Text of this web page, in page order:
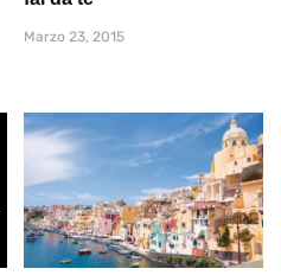
Marzo 23, 2015